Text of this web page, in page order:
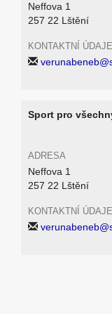
Neffova 1
257 22 Lštění
KONTAKTNÍ ÚDAJE
Sport pro
ADRESA
Neffova 1
257 22 Lštění
KONTAKTNÍ ÚDAJE